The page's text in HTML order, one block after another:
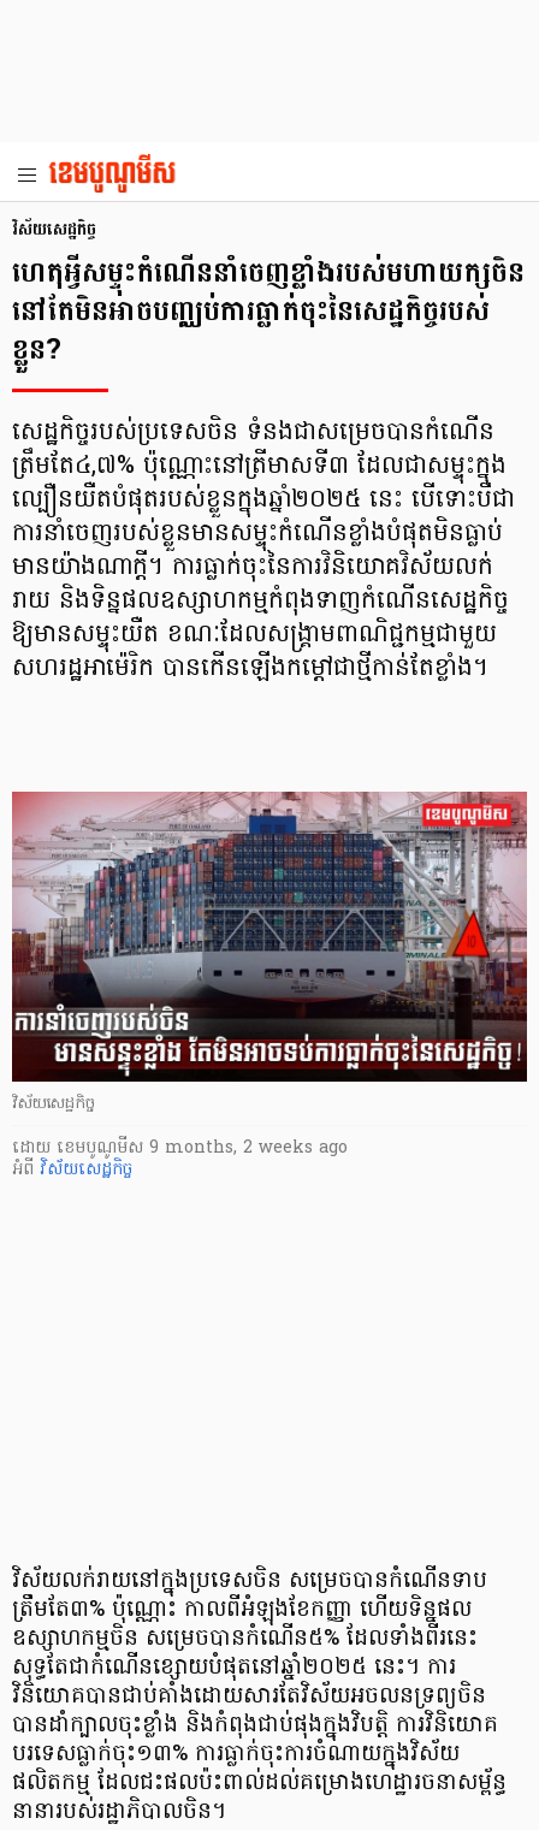
វិស័យសេដ្ឋកិច្ច
ហេតុអ្វីសម្ទុះកំណើននាំចេញខ្លាំងរបស់មហាយក្សចិន
នៅតែមិនអាចបញ្ឈប់ការធ្លាក់ចុះនៃសេដ្ឋកិច្ចរបស់
ខ្លួន?
សេដ្ឋកិច្ចរបស់ប្រទេសចិន ទំនងជាសម្រេចបានកំណើន
ត្រឹមតែ៤,៧% ប៉ុណ្ណោះនៅត្រីមាសទី៣ ដែលជាសម្ទុះក្នុង
ល្បឿនយឺតបំផុតរបស់ខ្លួនក្នុងឆ្នាំ២០២៥ នេះ បើទោះបីជា
ការនាំចេញរបស់ខ្លួនមានសម្ទុះកំណើនខ្លាំងបំផុតមិនធ្លាប់
មានយ៉ាងណាក្ដី។ ការធ្លាក់ចុះនៃការវិនិយោគវិស័យលក់
រាយ និងទិន្នផលឧស្សាហកម្មកំពុងទាញកំណើនសេដ្ឋកិច្ច
ឱ្យមានសម្ទុះយឺត ខណៈដែលសង្គ្រាមពាណិជ្ជកម្មជាមួយ
សហរដ្ឋអាម៉េរិក បានកើនឡើងកម្ដៅជាថ្មីកាន់តែខ្លាំង។
វិស័យសេដ្ឋកិច្ច
ដោយ ​ ខេមបូណូមីស 9 months, 2 weeks ago
អំពី វិស័យសេដ្ឋកិច្ច
វិស័យលក់រាយនៅក្នុងប្រទេសចិន សម្រេចបានកំណើនទាប
ត្រឹមតែ៣% ប៉ុណ្ណោះ កាលពីអំឡុងខែកញ្ញា ហើយទិន្នផល
ឧស្សាហកម្មចិន សម្រេចបានកំណើន៥% ដែលទាំងពីរនេះ
សុទ្ធតែជាកំណើនខ្សោយបំផុតនៅឆ្នាំ២០២៥ នេះ។ ការ
វិនិយោគបានជាប់គាំងដោយសារតែវិស័យអចលនទ្រព្យចិន
បានដាំក្បាលចុះខ្លាំង និងកំពុងជាប់ផុងក្នុងវិបត្តិ ការវិនិយោគ
បរទេសធ្លាក់ចុះ១៣% ការធ្លាក់ចុះការចំណាយក្នុងវិស័យ
ផលិតកម្ម ដែលជះផលប៉ះពាល់ដល់គម្រោងហេដ្ឋារចនាសម្ព័ន្ធ
នានារបស់រដ្ឋាភិបាលចិន។